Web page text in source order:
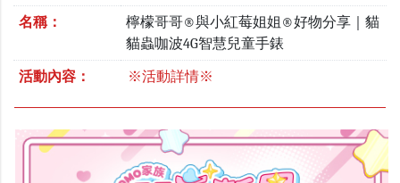
名稱：
檸檬哥哥®與小紅莓姐姐®好物分享｜貓
貓蟲咖波4G智慧兒童手錶
活動內容： ※活動詳情※